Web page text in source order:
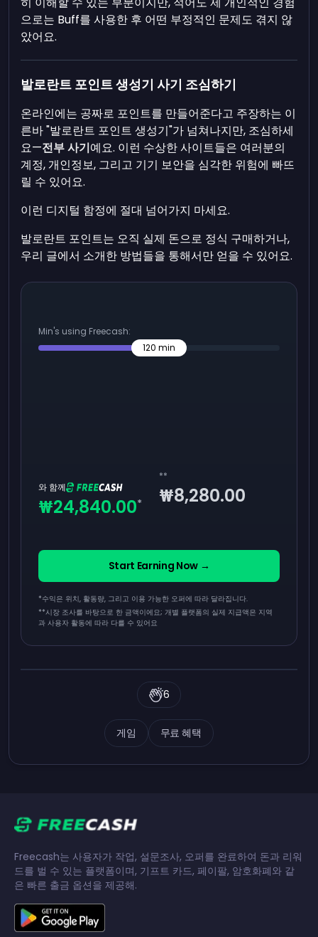
으로는 Buff를 사용한 후 어떤 부정적인 문제도 겪지 않
았어요.
발로란트 포인트 생성기 사기 조심하기
온라인에는 공짜로 포인트를 만들어준다고 주장하는 이
른바 "발로란트 포인트 생성기"가 넘쳐나지만, 조심하세
요—전부 사기예요. 이런 수상한 사이트들은 여러분의
계정, 개인정보, 그리고 기기 보안을 심각한 위험에 빠뜨
릴 수 있어요.
이런 디지털 함정에 절대 넘어가지 마세요.
발로란트 포인트는 오직 실제 돈으로 정식 구매하거나,
우리 글에서 소개한 방법들을 통해서만 얻을 수 있어요.
Min's using Freecash:
120 min
와 함께
₩24,840.00*
**
₩8,280.00
Start Earning Now →
*수익은 위치, 활동량, 그리고 이용 가능한 오퍼에 따라 달라집니다.
**시장 조사를 바탕으로 한 금액이에요; 개별 플랫폼의 실제 지급액은 지역
과 사용자 활동에 따라 다를 수 있어요
게임 무료 혜택
6
Freecash는 사용자가 작업, 설문조사, 오퍼를 완료하여 돈과 리워
드를 벌 수 있는 플랫폼이며, 기프트 카드, 페이팔, 암호화폐와 같
은 빠른 출금 옵션을 제공해.